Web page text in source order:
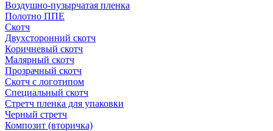
Воздушно-пузырчатая пленка
Полотно ППЕ
Скотч
Двухсторонний скотч
Коричневый скотч
Малярный скотч
Прозрачный скотч
Скотч с логотипом
Специальный скотч
Стретч пленка для упаковки
Черный стретч
Композит (вторичка)